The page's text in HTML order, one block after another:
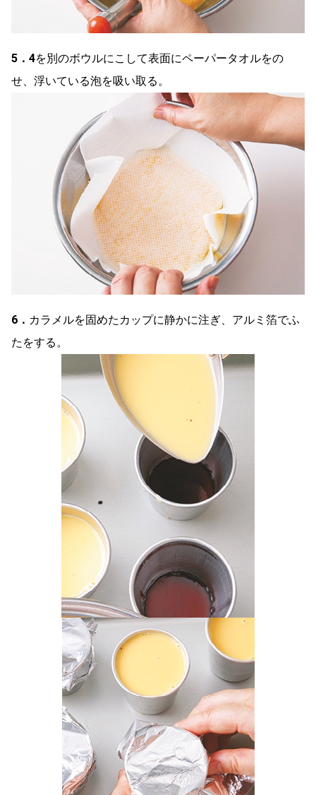
5． 4を別のボウルにこして表面にペーパータオルをの
せ、浮いている泡を吸い取る。
6． カラメルを固めたカップに静かに注ぎ、アルミ箔でふ
たをする。